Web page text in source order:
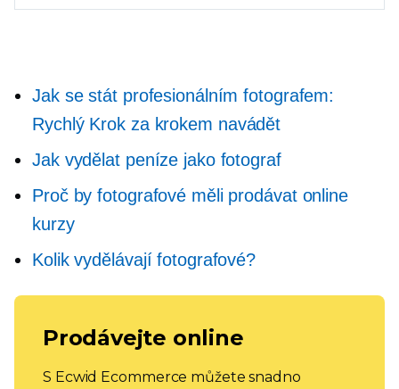
Jak se stát profesionálním fotografem:
Rychlý Krok za krokem navádět
Jak vydělat peníze jako fotograf
Proč by fotografové měli prodávat online
kurzy
Kolik vydělávají fotografové?
Prodávejte online
S Ecwid Ecommerce můžete snadno